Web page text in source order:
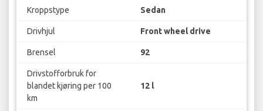
Kroppstype Sedan
Drivhjul Front wheel drive
Brensel 92
Drivstofforbruk for
blandet kjøring per 100
km
12 l